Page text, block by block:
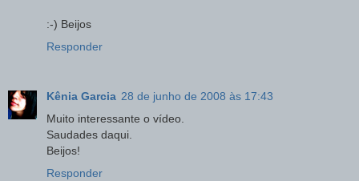
:-) Beijos
Responder
Kênia Garcia 28 de junho de 2008 às 17:43
Muito interessante o vídeo.
Saudades daqui.
Beijos!
Responder